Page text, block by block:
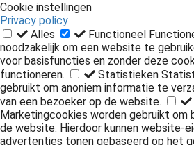
Cookie instellingen
Privacy policy
Alles
Functioneel
noodzakelijk om een website te
voor basisfuncties en zonder deze
functioneren.
Statistieken
gebruikt om anoniem informatie te
van een bezoeker op de website.
Marketingcookies worden gebruikt om
de website. Hierdoor kunnen website-
advertenties tonen gebaseerd op het